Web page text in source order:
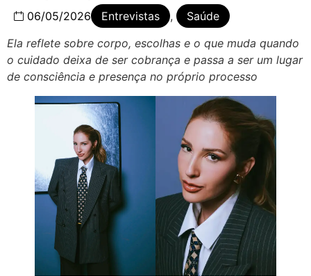
06/05/2026 Entrevistas ,
Saúde
Ela reflete sobre corpo, escolhas e o que muda quando
o cuidado deixa de ser cobrança e passa a ser um lugar
de consciência e presença no próprio processo